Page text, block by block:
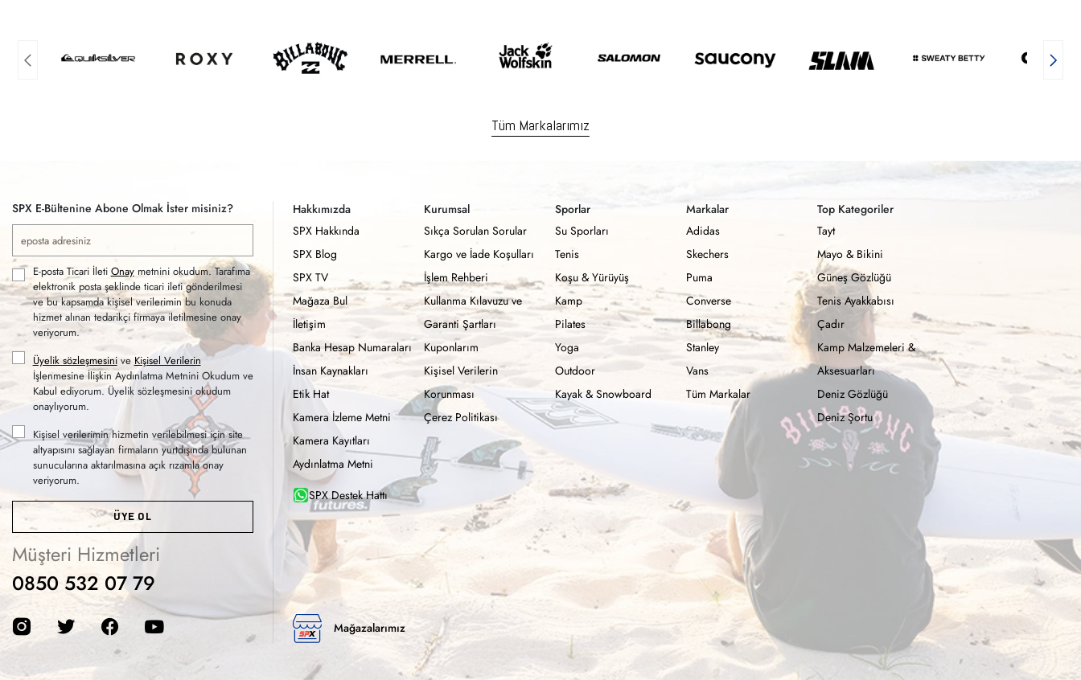
Tüm Markalarımız
SPX E-Bültenine Abone Olmak İster misiniz?
E-posta Ticari İleti Onaymetnini okudum. Tarafıma
elektronik posta şeklinde ticari ileti gönderilmesi
ve bu kapsamda kişisel verilerimin bu konuda
hizmet alınan tedarikçi firmaya iletilmesine onay
veriyorum.
Üyelik sözleşmesinive Kişisel Verilerin
İşlenmesine İlişkin Aydınlatma Metnini Okudum ve
Kabul ediyorum. Üyelik sözleşmesini okudum
onaylıyorum.
Kişisel verilerimin hizmetin verilebilmesi için site
altyapısını sağlayan firmaların yurtdışında bulunan
sunucularına aktarılmasına açık rızamla onay
veriyorum.
ÜYE OL
Müşteri Hizmetleri
0850 532 07 79
Hakkımızda
SPX Hakkında
SPX Blog
SPX TV
Mağaza Bul
İletişim
Banka Hesap Numaraları
İnsan Kaynakları
Etik Hat
Kamera İzleme Metni
Kamera Kayıtları
Aydınlatma Metni
Kurumsal
Sıkça Sorulan Sorular
Kargo ve İade Koşulları
İşlem Rehberi
Kullanma Kılavuzu ve
Garanti Şartları
Kuponlarım
Kişisel Verilerin
Korunması
Çerez Politikası
Sporlar
Su Sporları
Tenis
Koşu & Yürüyüş
Kamp
Pilates
Yoga
Outdoor
Kayak & Snowboard
Markalar
Adidas
Skechers
Puma
Converse
Billabong
Stanley
Vans
Tüm Markalar
Top Kategoriler
Tayt
Mayo & Bikini
Güneş Gözlüğü
Tenis Ayakkabısı
Çadır
Kamp Malzemeleri &
Aksesuarları
Deniz Gözlüğü
Deniz Şortu
SPX Destek Hattı
Mağazalarımız